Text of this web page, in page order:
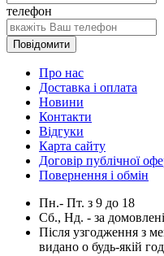
телефон
Повідомити
Про нас
Доставка і оплата
Новини
Контакти
Відгуки
Карта сайту
Договір публічної
Повернення і обмін
Пн.- Пт. з 9 до 18
Сб., Нд. - за
Після узгодження з
видано о будь-якій